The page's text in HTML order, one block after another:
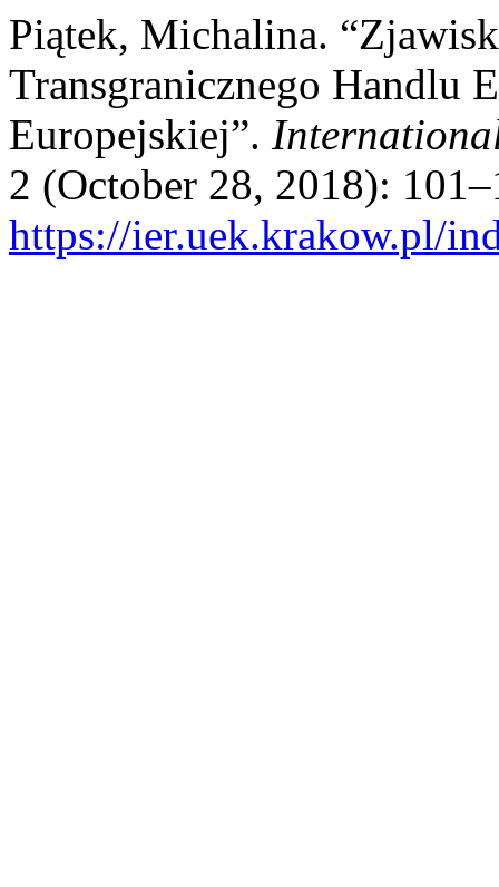
Piątek, Michalina.
Transgranicznego Handlu
Europejskiej”.
2 (October 28, 2018):
https://ier.uek.krakow.pl/